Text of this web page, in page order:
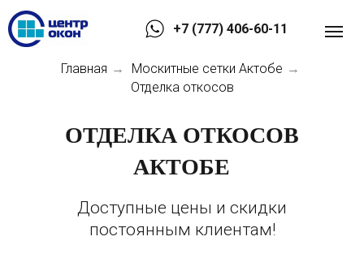
+7 (777) 406-60-11
Главная → Москитные сетки Актобе →
Отделка откосов
ОТДЕЛКА ОТКОСОВ
АКТОБЕ
Доступные цены и скидки
постоянным клиентам!